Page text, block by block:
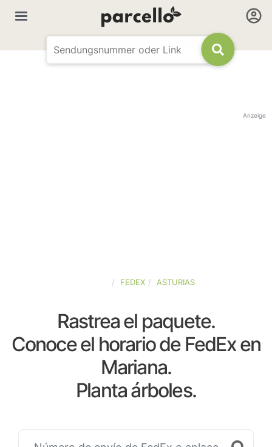
Anzeige
FEDEX ASTURIAS
Rastrea el paquete.
Conoce el horario de FedEx en
Mariana.
Planta árboles.